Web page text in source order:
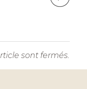
sont fermés.